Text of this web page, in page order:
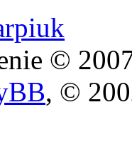
©
, ©